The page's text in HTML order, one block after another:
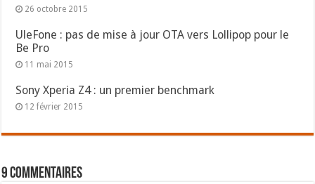
26 octobre 2015
UleFone : pas de mise à jour OTA vers Lollipop pour le
Be Pro
11 mai 2015
Sony Xperia Z4 : un premier benchmark
12 février 2015
9 commentaires